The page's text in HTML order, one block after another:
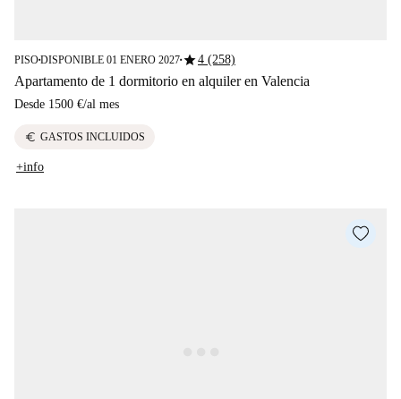
PISO■DISPONIBLE 01 ENERO 2027■star4 (258)
Apartamento de 1 dormitorio en alquiler en Valencia
Desde 1500 €/al mes
euro GASTOS INCLUIDOS
+info